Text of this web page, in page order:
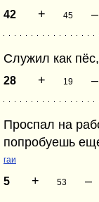
42 + 45 –
Служил как
28 + 19 –
Проспал на
попробуешь
гаи
5 + 53 –